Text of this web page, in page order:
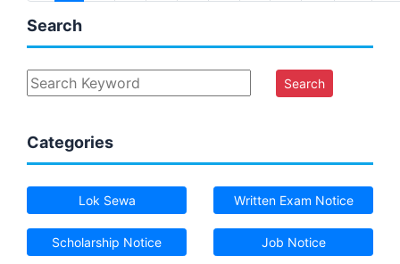
Search
Search
Categories
Lok Sewa Written Exam Notice
Scholarship Notice Job Notice